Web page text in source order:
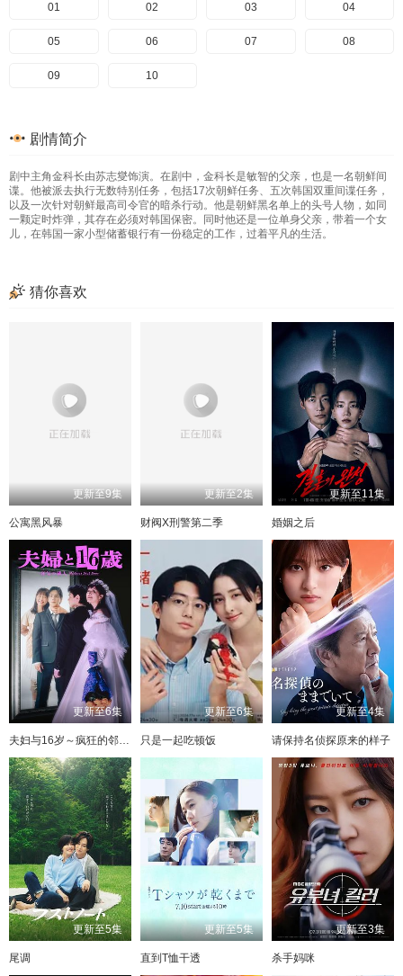
01 02 03 04
05 06 07 08
09 10
剧情简介
剧中主角金科长由苏志燮饰演。在剧中，金科长是敏智的父亲，也是一名朝鲜间
谍。他被派去执行无数特别任务，包括17次朝鲜任务、五次韩国双重间谍任务，
以及一次针对朝鲜最高司令官的暗杀行动。他是朝鲜黑名单上的头号人物，如同
一颗定时炸弹，其存在必须对韩国保密。同时他还是一位单身父亲，带着一个女
儿，在韩国一家小型储蓄银行有一份稳定的工作，过着平凡的生活。
猜你喜欢
更新至9集
公寓黑风暴
更新至2集
财阀X刑警第二季
更新至11集
婚姻之后
更新至6集
夫妇与16岁～疯狂的邻居～
更新至6集
只是一起吃顿饭
更新至4集
请保持名侦探原来的样子
更新至5集
尾调
更新至5集
直到T恤干透
更新至3集
杀手妈咪